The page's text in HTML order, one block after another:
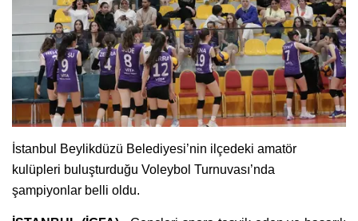
İstanbul Beylikdüzü Belediyesi’nin ilçedeki amatör
kulüpleri buluşturduğu Voleybol Turnuvası’nda
şampiyonlar belli oldu.